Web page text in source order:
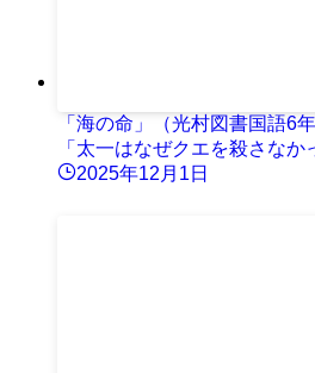
「海の命」（光村図書国語
「太一はなぜクエを殺さな
2025年12月1日